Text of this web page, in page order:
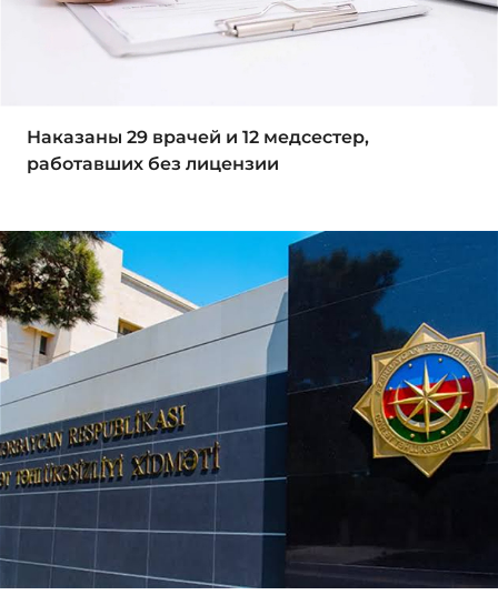
Наказаны 29 врачей и 12 медсестер,
работавших без лицензии